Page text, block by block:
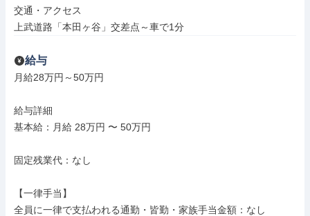
交通・アクセス
上武道路「本田ヶ谷」交差点～車で1分
給与
月給28万円～50万円
給与詳細
基本給：月給 28万円 〜 50万円
固定残業代：なし
【一律手当】
全員に一律で支払われる通勤・皆勤・家族手当金額：なし